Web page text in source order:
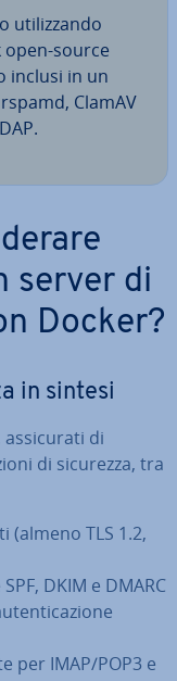
uti­liz­zan­do
open-source
inclusi in un
ClamAV
server di
Docker?
in sintesi
di
di sicurezza, tra
(almeno TLS 1.2,
DKIM e DMARC
per IMAP/POP3 e